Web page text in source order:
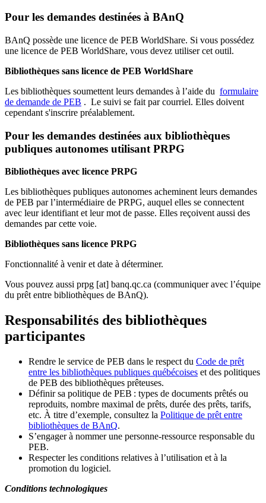
Pour les demandes destinées à BAnQ
BAnQ possède une licence de PEB WorldShare. Si vous possédez
une licence de PEB WorldShare, vous devez utiliser cet outil.
Bibliothèques sans licence de PEB WorldShare
Les bibliothèques soumettent leurs demandes à l’aide du formulaire
de demande de PEB . Le suivi se fait par courriel. Elles doivent
cependant s'inscrire préalablement.
Pour les demandes destinées aux bibliothèques
publiques autonomes utilisant PRPG
Bibliothèques avec licence PRPG
Les bibliothèques publiques autonomes acheminent leurs demandes
de PEB par l’intermédiaire de PRPG, auquel elles se connectent
avec leur identifiant et leur mot de passe. Elles reçoivent aussi des
demandes par cette voie.
Bibliothèques sans licence PRPG
Fonctionnalité à venir et date à déterminer.
Vous pouvez aussi prpg [at] banq.qc.ca (communiquer avec l’équipe
du prêt entre bibliothèques de BAnQ).
Responsabilités des bibliothèques
participantes
Rendre le service de PEB dans le respect du Code de prêt
entre les bibliothèques publiques québécoises et des politiques
de PEB des bibliothèques prêteuses.
Définir sa politique de PEB : types de documents prêtés ou
reproduits, nombre maximal de prêts, durée des prêts, tarifs,
etc. À titre d’exemple, consultez la Politique de prêt entre
bibliothèques de BAnQ.
S’engager à nommer une personne-ressource responsable du
PEB.
Respecter les conditions relatives à l’utilisation et à la
promotion du logiciel.
Conditions technologiques